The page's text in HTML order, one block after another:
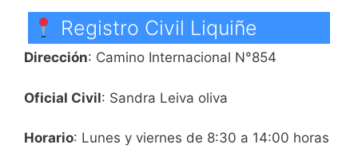
Registro Civil Liquiñe
Dirección: Camino Internacional N°854
Oficial Civil: Sandra Leiva oliva
Horario: Lunes y viernes de 8:30 a 14:00 horas